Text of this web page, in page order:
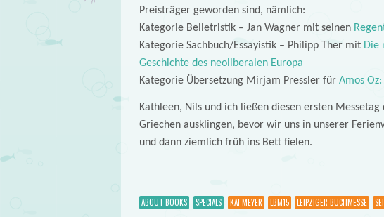
Preisträger geworden sind, nämlich:
Kategorie Belletristik – Jan Wagner mit seinen
Kategorie Sachbuch/Essayistik – Philipp Ther mit Die
Geschichte des neoliberalen Europa
Kategorie Übersetzung Mirjam Pressler für Amos Oz:
Kathleen, Nils und ich ließen diesen ersten
Griechen ausklingen, bevor wir uns in unserer
und dann ziemlich früh ins Bett fielen.
ABOUT BOOKS SPECIALS KAI MEYER LBM15 LEIPZIGER BUCHMESSE